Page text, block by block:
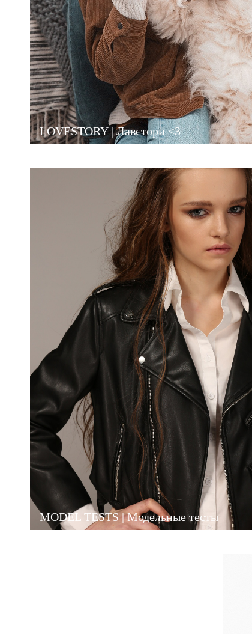
LOVESTORY | Лавстори <3
MODEL TESTS | Модельные тесты